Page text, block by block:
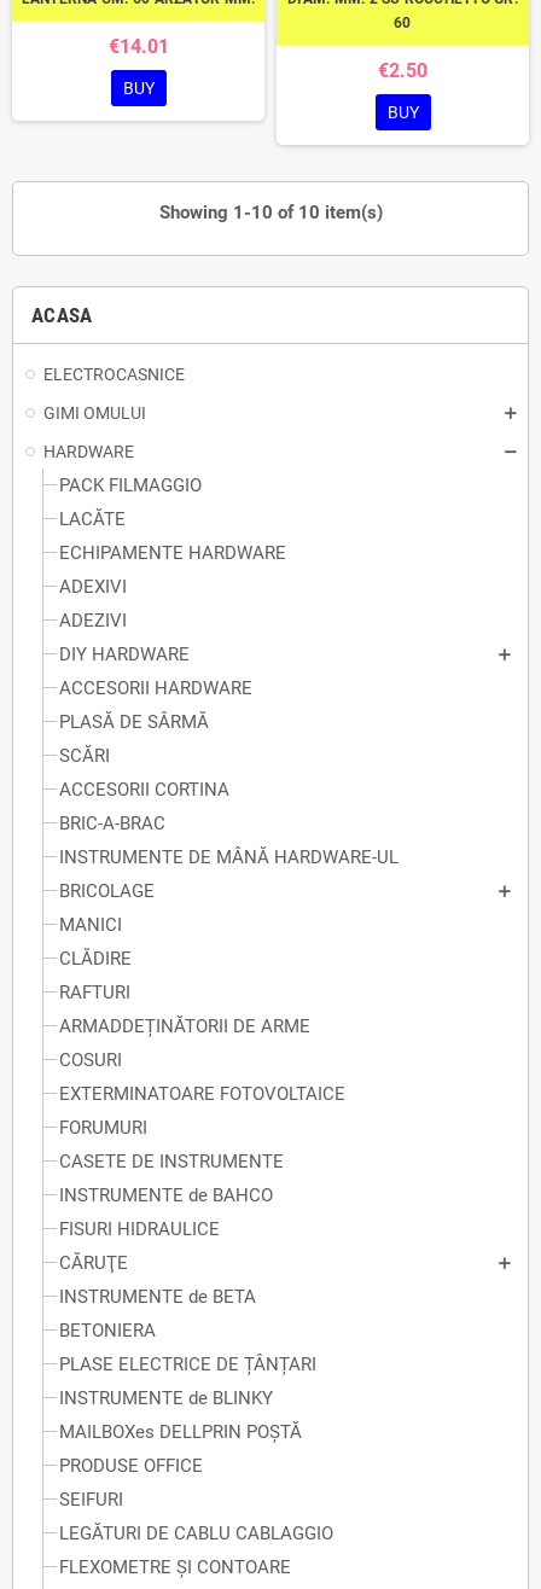
ACASA
ELECTROCASNICE
GIMI OMULUI
HARDWARE
PACK FILMAGGIO
LACĂTE
ECHIPAMENTE HARDWARE
ADEXIVI
ADEZIVI
DIY HARDWARE
ACCESORII HARDWARE
PLASĂ DE SÂRMĂ
SCĂRI
ACCESORII CORTINA
BRIC-A-BRAC
INSTRUMENTE DE MÂNĂ HARDWARE-UL
BRICOLAGE
MANICI
CLĂDIRE
RAFTURI
ARMADDEȚINĂTORII DE ARME
COSURI
EXTERMINATOARE FOTOVOLTAICE
FORUMURI
CASETE DE INSTRUMENTE
INSTRUMENTE de BAHCO
FISURI HIDRAULICE
CĂRUŢE
INSTRUMENTE de BETA
BETONIERA
PLASE ELECTRICE DE ȚÂNȚARI
INSTRUMENTE de BLINKY
MAILBOXes DELLPRIN POȘTĂ
PRODUSE OFFICE
SEIFURI
LEGĂTURI DE CABLU CABLAGGIO
FLEXOMETRE ȘI CONTOARE
€14.01
BUY
60
€2.50
BUY
Showing 1-10 of 10 item(s)